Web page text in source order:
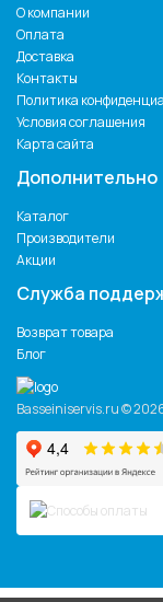
О компании
Оплата
Доставка
Контакты
Политика
Условия соглашения
Карта сайта
Дополнительно
Каталог
Производители
Акции
Служба
Возврат товара
Блог
Basseiniservis.ru ©